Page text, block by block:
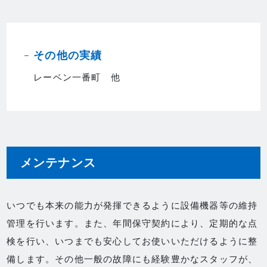
その他の実績
レーベン一番町 他
メンテナンス
いつでも本来の能力が発揮できるように設備機器等の維持
管理を行います。また、年間保守契約により、定期的な点
検を行い、いつまでも安心してお使いいただけるように整
備します。その他一般の故障にも経験豊かなスタッフが、